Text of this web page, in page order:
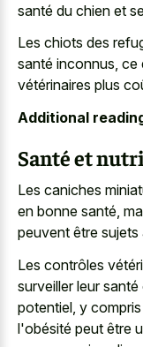
santé du chien et
Les chiots des
santé inconnus, ce
vétérinaires plus
Additional
Santé et
Les caniches
en bonne santé,
peuvent être sujets
Les contrôles
surveiller leur
potentiel, y
l'obésité peut être